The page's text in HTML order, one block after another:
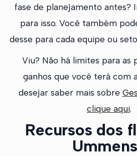
fase de planejamento antes?
para isso. Você também
desse para cada equipe ou
Viu? Não há limites para as
ganhos que você terá com
desejar saber mais sobre
clique aqui.
Recursos dos